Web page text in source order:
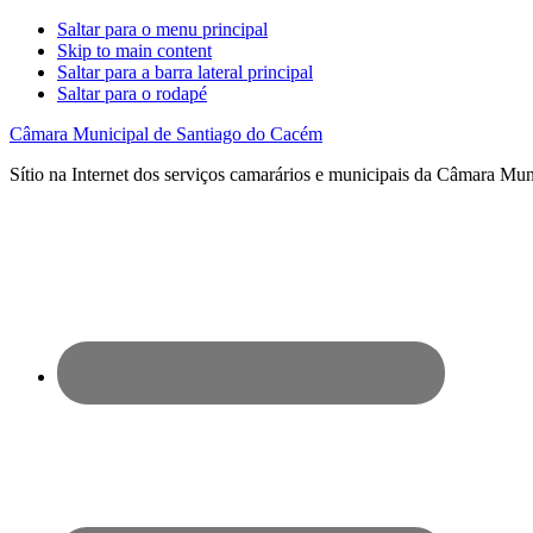
Saltar para o menu principal
Skip to main content
Saltar para a barra lateral principal
Saltar para o rodapé
Câmara Municipal de Santiago do Cacém
Sítio na Internet dos serviços camarários e municipais da Câmara